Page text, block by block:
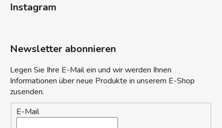
Instagram
Newsletter abonnieren
Legen Sie Ihre E-Mail ein und wir werden Ihnen
Informationen über neue Produkte in unserem E-Shop
zusenden.
E-Mail